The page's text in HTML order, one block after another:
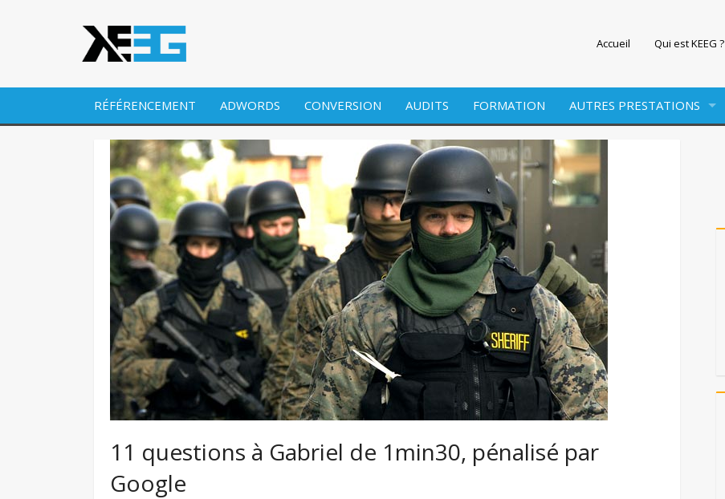
Accueil Qui est KEEG ?
RÉFÉRENCEMENT ADWORDS CONVERSION AUDITS FORMATION AUTRES PRESTATIONS
EDITION
WEBMARKETING
11 questions à Gabriel de 1min30, pénalisé par
Google